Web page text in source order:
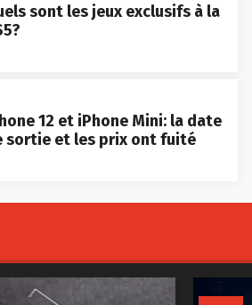
sont les jeux exclusifs à la
12 et iPhone Mini: la date
sortie et les prix ont fuité